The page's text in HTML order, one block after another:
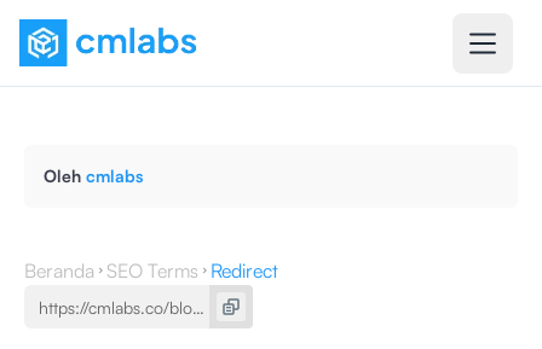
Oleh cmlabs
Beranda SEO Terms Redirect